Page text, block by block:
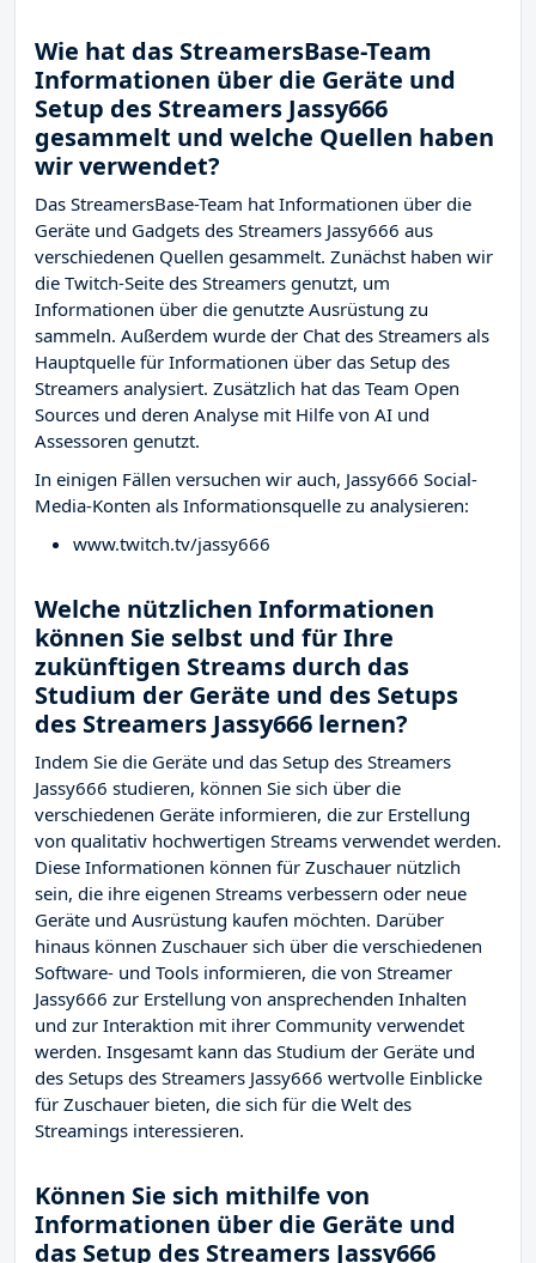
Wie hat das StreamersBase-Team
Informationen über die Geräte und
Setup des Streamers Jassy666
gesammelt und welche Quellen haben
wir verwendet?
Das StreamersBase-Team hat Informationen über die
Geräte und Gadgets des Streamers Jassy666 aus
verschiedenen Quellen gesammelt. Zunächst haben wir
die Twitch-Seite des Streamers genutzt, um
Informationen über die genutzte Ausrüstung zu
sammeln. Außerdem wurde der Chat des Streamers als
Hauptquelle für Informationen über das Setup des
Streamers analysiert. Zusätzlich hat das Team Open
Sources und deren Analyse mit Hilfe von AI und
Assessoren genutzt.
In einigen Fällen versuchen wir auch, Jassy666 Social-
Media-Konten als Informationsquelle zu analysieren:
www.twitch.tv/jassy666
Welche nützlichen Informationen
können Sie selbst und für Ihre
zukünftigen Streams durch das
Studium der Geräte und des Setups
des Streamers Jassy666 lernen?
Indem Sie die Geräte und das Setup des Streamers
Jassy666 studieren, können Sie sich über die
verschiedenen Geräte informieren, die zur Erstellung
von qualitativ hochwertigen Streams verwendet werden.
Diese Informationen können für Zuschauer nützlich
sein, die ihre eigenen Streams verbessern oder neue
Geräte und Ausrüstung kaufen möchten. Darüber
hinaus können Zuschauer sich über die verschiedenen
Software- und Tools informieren, die von Streamer
Jassy666 zur Erstellung von ansprechenden Inhalten
und zur Interaktion mit ihrer Community verwendet
werden. Insgesamt kann das Studium der Geräte und
des Setups des Streamers Jassy666 wertvolle Einblicke
für Zuschauer bieten, die sich für die Welt des
Streamings interessieren.
Können Sie sich mithilfe von
Informationen über die Geräte und
das Setup des Streamers Jassy666